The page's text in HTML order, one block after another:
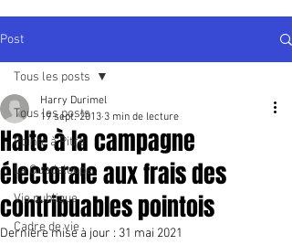
Post
Tous les posts
Pointe à Pitre
La Guadeloupe
Vie publique
Cadre de vie
Tous les posts
Halte à la campagne
électorale aux frais des
contribuables pointois
Harry Durimel
19 sept. 2013 3 min de lecture
Dernière mise à jour : 31 mai 2021